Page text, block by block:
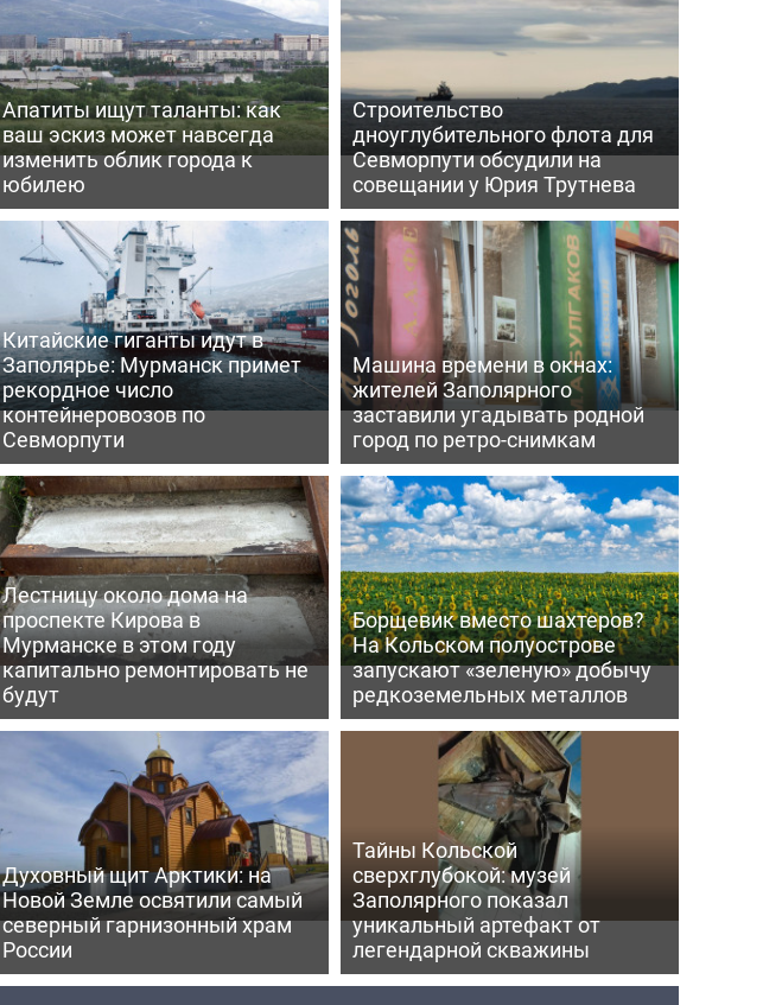
Апатиты ищут таланты: как
ваш эскиз может навсегда
изменить облик города к
юбилею
Строительство
дноуглубительного флота для
Севморпути обсудили на
совещании у Юрия Трутнева
Китайские гиганты идут в
Заполярье: Мурманск примет
рекордное число
контейнеровозов по
Севморпути
Машина времени в окнах:
жителей Заполярного
заставили угадывать родной
город по ретро-снимкам
Лестницу около дома на
проспекте Кирова в
Мурманске в этом году
капитально ремонтировать не
будут
Борщевик вместо шахтеров?
На Кольском полуострове
запускают «зеленую» добычу
редкоземельных металлов
Духовный щит Арктики: на
Новой Земле освятили самый
северный гарнизонный храм
России
Тайны Кольской
сверхглубокой: музей
Заполярного показал
уникальный артефакт от
легендарной скважины